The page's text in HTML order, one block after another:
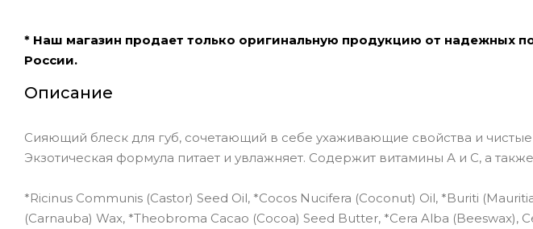
* Наш магазин продает только оригинальную продукцию от надежных
России.
Описание
Сияющий блеск для губ, сочетающий в себе ухаживающие свойства и
Экзотическая формула питает и увлажняет. Содержит витамины А и С, а
*Ricinus Communis (Castor) Seed Oil, *Cocos Nucifera (Coconut) Oil, *Buriti
(Carnauba) Wax, *Theobroma Cacao (Cocoa) Seed Butter, *Cera Alba (Beeswax),